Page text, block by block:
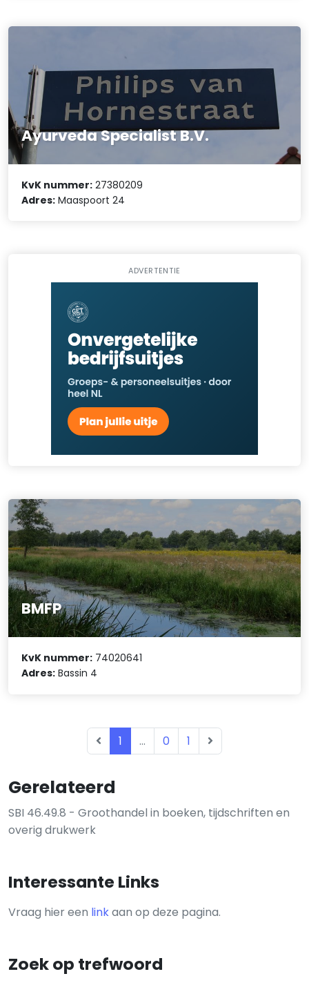
Gerelateerd
SBI 46.49.8 - Groothandel in boeken, tijdschriften en
overig drukwerk
Interessante Links
Vraag hier een linkaan op deze pagina.
Zoek op trefwoord
Ayurveda Specialist B.V.
KvK nummer: 27380209
Adres: Maaspoort 24
ADVERTENTIE
BMFP
KvK nummer: 74020641
Adres: Bassin 4
1 ... 0 1